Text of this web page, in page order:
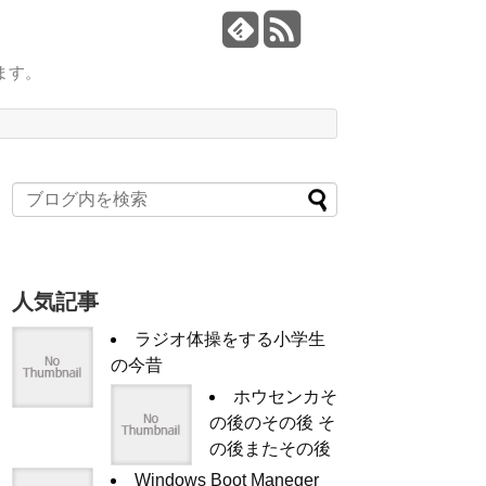
。
人気記事
ラジオ体操をする小学生
の今昔
ホウセンカそ
の後のその後 そ
の後またその後
Windows Boot Maneger